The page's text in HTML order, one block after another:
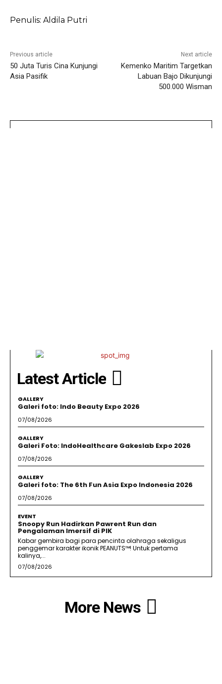
Penulis: Aldila Putri
Previous article
50 Juta Turis Cina Kunjungi
Asia Pasifik
Next article
Kemenko Maritim Targetkan
Labuan Bajo Dikunjungi
500.000 Wisman
Latest Article
GALLERY
Galeri foto: Indo Beauty Expo 2026
07/08/2026
GALLERY
Galeri Foto: IndoHealthcare Gakeslab Expo 2026
07/08/2026
GALLERY
Galeri foto: The 6th Fun Asia Expo Indonesia 2026
07/08/2026
EVENT
Snoopy Run Hadirkan Pawrent Run dan
Pengalaman Imersif di PIK
Kabar gembira bagi para pencinta olahraga sekaligus
penggemar karakter ikonik PEANUTS™! Untuk pertama
kalinya,...
07/08/2026
More News